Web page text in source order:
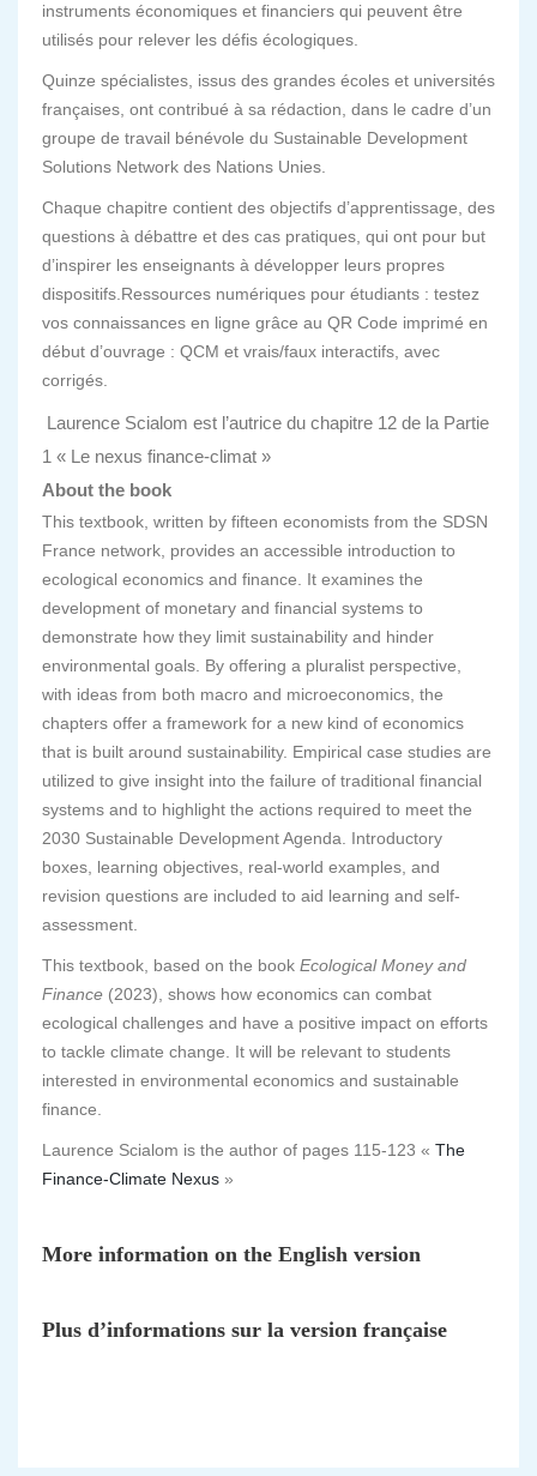
instruments économiques et financiers qui peuvent être
utilisés pour relever les défis écologiques.
Quinze spécialistes, issus des grandes écoles et universités
françaises, ont contribué à sa rédaction, dans le cadre d’un
groupe de travail bénévole du Sustainable Development
Solutions Network des Nations Unies.
Chaque chapitre contient des objectifs d’apprentissage, des
questions à débattre et des cas pratiques, qui ont pour but
d’inspirer les enseignants à développer leurs propres
dispositifs.Ressources numériques pour étudiants : testez
vos connaissances en ligne grâce au QR Code imprimé en
début d’ouvrage : QCM et vrais/faux interactifs, avec
corrigés.
Laurence Scialom est l’autrice du chapitre 12 de la Partie
1 « Le nexus finance-climat »
About the book
This textbook, written by fifteen economists from the SDSN
France network, provides an accessible introduction to
ecological economics and finance. It examines the
development of monetary and financial systems to
demonstrate how they limit sustainability and hinder
environmental goals. By offering a pluralist perspective,
with ideas from both macro and microeconomics, the
chapters offer a framework for a new kind of economics
that is built around sustainability. Empirical case studies are
utilized to give insight into the failure of traditional financial
systems and to highlight the actions required to meet the
2030 Sustainable Development Agenda. Introductory
boxes, learning objectives, real-world examples, and
revision questions are included to aid learning and self-
assessment.
This textbook, based on the book Ecological Money and
Finance (2023), shows how economics can combat
ecological challenges and have a positive impact on efforts
to tackle climate change. It will be relevant to students
interested in environmental economics and sustainable
finance.
Laurence Scialom is the author of pages 115-123 « The
Finance-Climate Nexus »
More information on the English version
Plus d’informations sur la version française